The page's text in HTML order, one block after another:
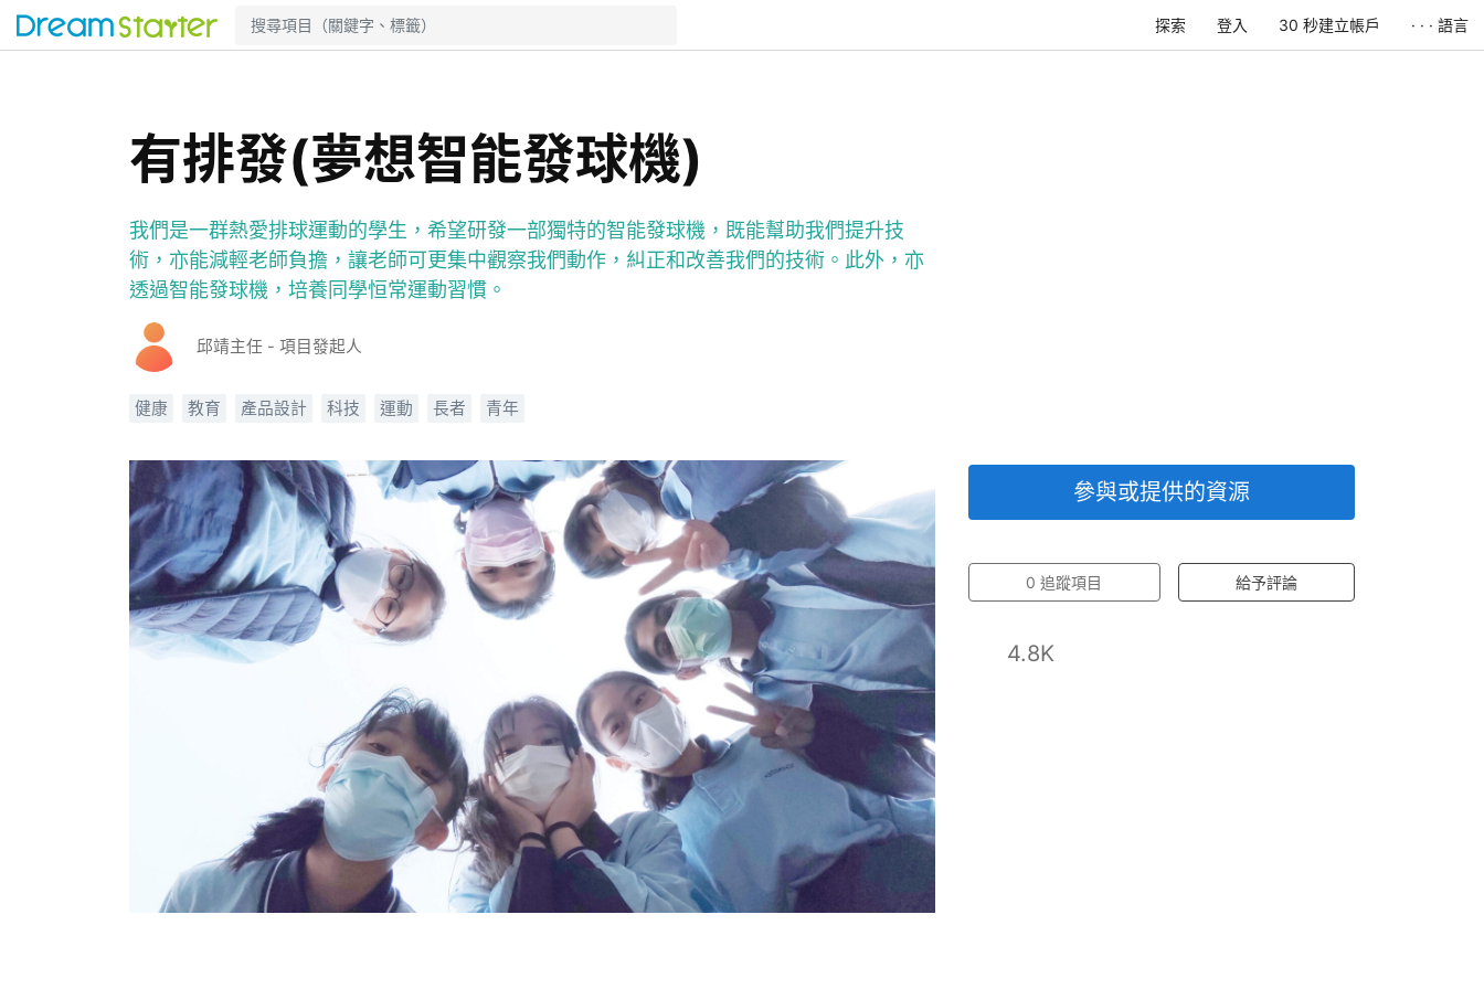
探索 登入 30 秒建立帳戶 · · · 語言
有排發(夢想智能發球機)
我們是一群熱愛排球運動的學生，希望研發一部獨特的智能發球機，既能幫助我們提升技
術，亦能減輕老師負擔，讓老師可更集中觀察我們動作，糾正和改善我們的技術。此外，亦
透過智能發球機，培養同學恒常運動習慣。
邱靖主任 - 項目發起人
健康 教育 產品設計 科技 運動 長者 青年
參與或提供的資源
0 追蹤項目 給予評論
4.8K